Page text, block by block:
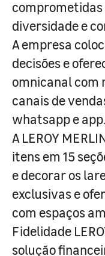
diversidade e
A empresa
decisões e
omnicanal com
canais de
whatsapp e app.
A LEROY
itens em 15
e decorar os
exclusivas e
com espaços
Fidelidade
solução